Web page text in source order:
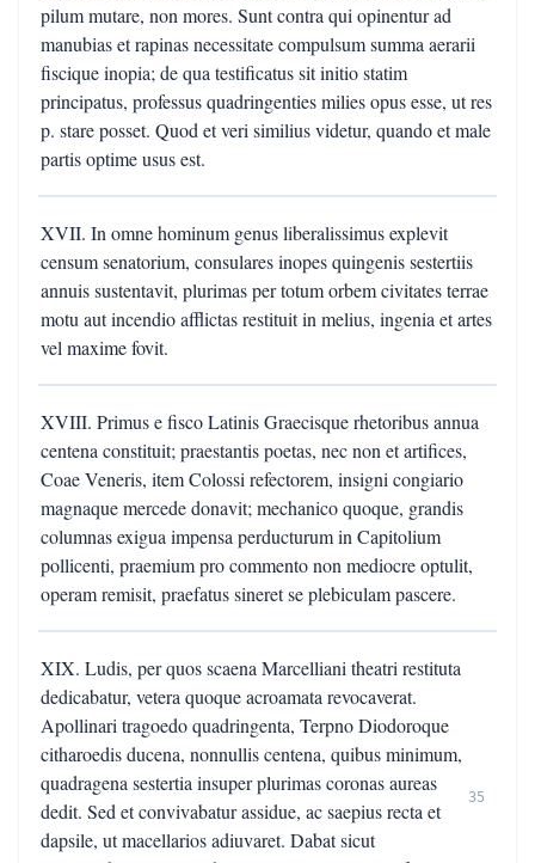
pilum mutare, non mores. Sunt contra qui opinentur ad
manubias et rapinas necessitate compulsum summa aerarii
fiscique inopia; de qua testificatus sit initio statim
principatus, professus quadringenties milies opus esse, ut res
p. stare posset. Quod et veri similius videtur, quando et male
partis optime usus est.
XVII. In omne hominum genus liberalissimus explevit
censum senatorium, consulares inopes quingenis sestertiis
annuis sustentavit, plurimas per totum orbem civitates terrae
motu aut incendio afflictas restituit in melius, ingenia et artes
vel maxime fovit.
XVIII. Primus e fisco Latinis Graecisque rhetoribus annua
centena constituit; praestantis poetas, nec non et artifices,
Coae Veneris, item Colossi refectorem, insigni congiario
magnaque mercede donavit; mechanico quoque, grandis
columnas exigua impensa perducturum in Capitolium
pollicenti, praemium pro commento non mediocre optulit,
operam remisit, praefatus sineret se plebiculam pascere.
XIX. Ludis, per quos scaena Marcelliani theatri restituta
dedicabatur, vetera quoque acroamata revocaverat.
Apollinari tragoedo quadringenta, Terpno Diodoroque
citharoedis ducena, nonnullis centena, quibus minimum,
quadragena sestertia insuper plurimas coronas aureas
dedit. Sed et convivabatur assidue, ac saepius recta et
dapsile, ut macellarios adiuvaret. Dabat sicut
35